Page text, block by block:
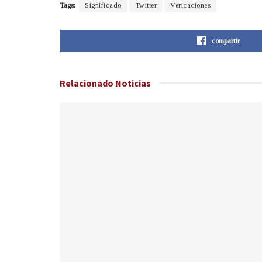
Tags: Significado Twitter Vericaciones
compartir
Relacionado Noticias